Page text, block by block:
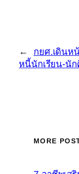
←
กยศ.เดินห
หนี้นักเรียน-นั
MORE